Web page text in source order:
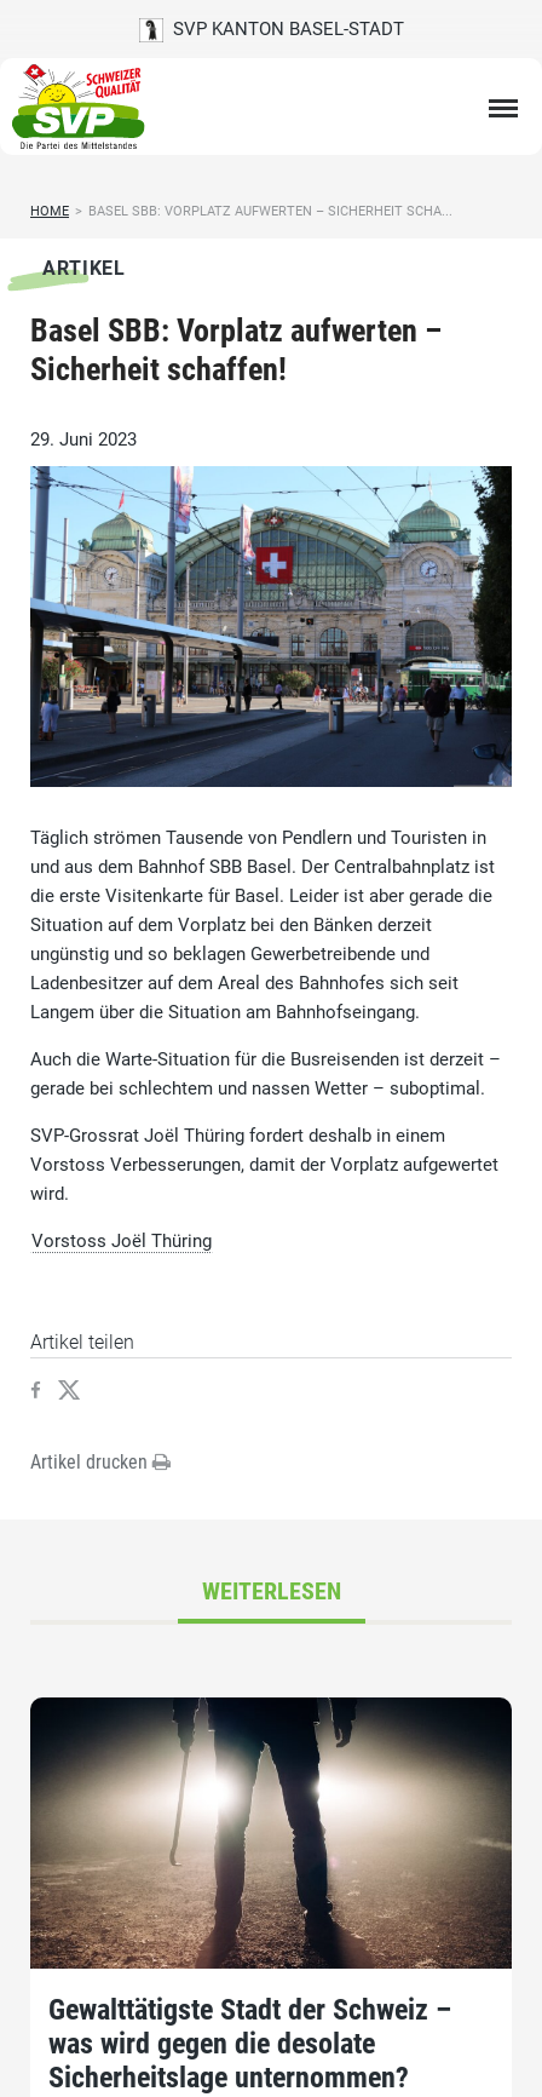
SVP KANTON BASEL-STADT
HOME > BASEL SBB: VORPLATZ AUFWERTEN – SICHERHEIT SCHA...
ARTIKEL
Basel SBB: Vorplatz aufwerten –
Sicherheit schaffen!
29. Juni 2023
Täglich strömen Tausende von Pendlern und Touristen in
und aus dem Bahnhof SBB Basel. Der Centralbahnplatz ist
die erste Visitenkarte für Basel. Leider ist aber gerade die
Situation auf dem Vorplatz bei den Bänken derzeit
ungünstig und so beklagen Gewerbetreibende und
Ladenbesitzer auf dem Areal des Bahnhofes sich seit
Langem über die Situation am Bahnhofseingang.
Auch die Warte-Situation für die Busreisenden ist derzeit –
gerade bei schlechtem und nassen Wetter – suboptimal.
SVP-Grossrat Joël Thüring fordert deshalb in einem
Vorstoss Verbesserungen, damit der Vorplatz aufgewertet
wird.
Vorstoss Joël Thüring
Artikel teilen
Artikel drucken
WEITERLESEN
Gewalttätigste Stadt der Schweiz –
was wird gegen die desolate
Sicherheitslage unternommen?